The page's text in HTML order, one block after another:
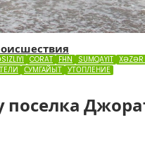
CORAT FHN SUMQAYIT
СУМГАЙЫТ УТОПЛЕНИЕ
поселка